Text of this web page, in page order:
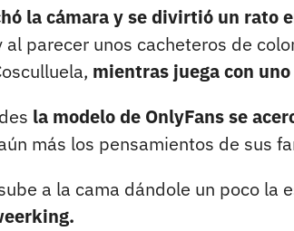
la cámara y se divirtió un rato
parecer unos cacheteros de
mientras juega con
la modelo de OnlyFans se
más los pensamientos de sus
a la cama dándole un poco la